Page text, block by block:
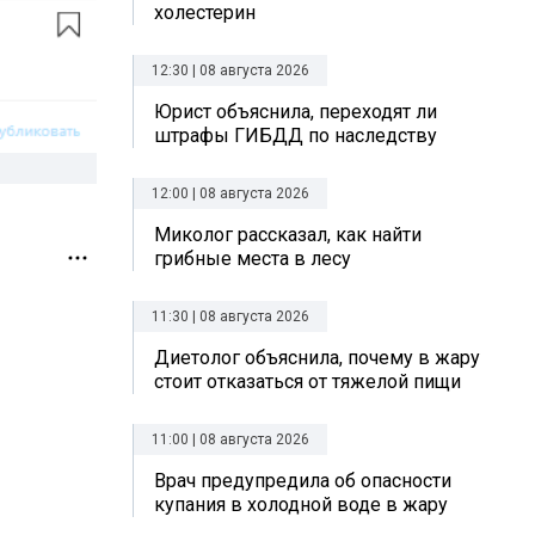
холестерин
12:30 | 08 августа 2026
Юрист объяснила, переходят ли
штрафы ГИБДД по наследству
12:00 | 08 августа 2026
Миколог рассказал, как найти
грибные места в лесу
11:30 | 08 августа 2026
Диетолог объяснила, почему в жару
стоит отказаться от тяжелой пищи
11:00 | 08 августа 2026
Врач предупредила об опасности
купания в холодной воде в жару